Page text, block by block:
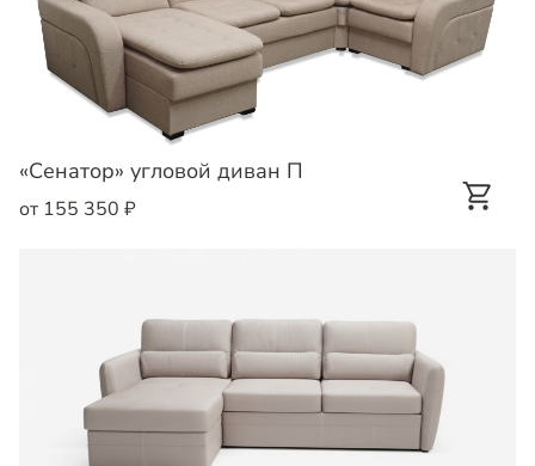
«Сенатор» угловой диван П
от 155 350 ₽